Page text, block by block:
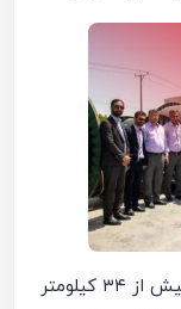
شرکت فجر انرژی خلیج‌فارس طی مراسمی بیش از ۳۴ کیلومتر